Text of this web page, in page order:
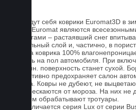
Как ведут себя коврики Euromat3D в
Ковры Euromat являются
под ногами – растаявший снег
текстильный слой и, частично, в
Основа коврика 100%
попасть на пол автомобиля. При
- 15 мин. поверхность станет сухой.
эффективно предохраняет салон
мусора. Ковры не дубеют, не
и не трескаются от мороза. На них не
которым обрабатывают тротуары.
Чем отличается серия Lux от серии